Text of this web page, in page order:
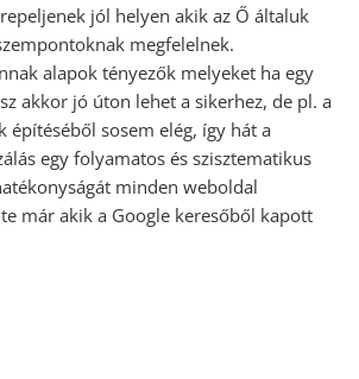
jól helyen akik az Ő általuk
megfelelnek.
alapok tényezők melyeket ha egy
akkor jó úton lehet a sikerhez, de pl. a
építéséből sosem elég, így hát a
egy folyamatos és szisztematikus
minden weboldal
már akik a Google keresőből kapott